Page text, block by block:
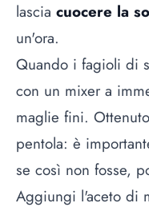
lascia cuocere la
un'ora.
Quando i fagioli di
con un mixer a
maglie fini.
pentola: è
se così non fosse,
Aggiungi l'aceto di